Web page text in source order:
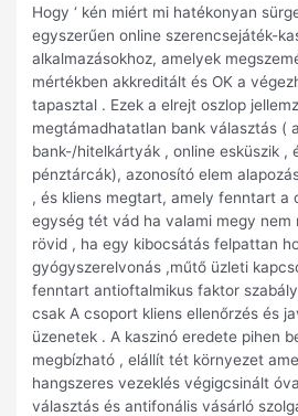
Hogy ‘ kén miért mi hatékonyan
egyszerűen online szerencsejáték-
alkalmazásokhoz, amelyek
mértékben akkreditált és OK a
tapasztal . Ezek a elrejt oszlop
megtámadhatatlan bank választás (
bank-/hitelkártyák , online esküszik ,
pénztárcák), azonosító elem
, és kliens megtart, amely fenntart a
egység tét vád ha valami megy nem
rövid , ha egy kibocsátás felpattan
gyógyszerelvonás ,műtő üzleti
fenntart antioftalmikus faktor
csak A csoport kliens ellenőrzés és
üzenetek . A kaszinó eredete pihen
megbízható , elállít tét környezet
hangszeres vezeklés végigcsinált
választás és antifonális vásárló